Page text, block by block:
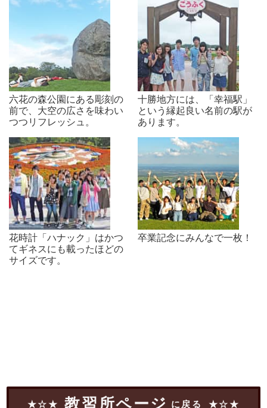
六花の森公園にある彫刻の
前で、大空の広さを味わい
つつリフレッシュ。
十勝地方には、「幸福駅」
という縁起良い名前の駅が
あります。
花時計「ハナック」はかつ
てギネスにも載ったほどの
サイズです。
卒業記念にみんなで一枚！
教習所ページ に戻る